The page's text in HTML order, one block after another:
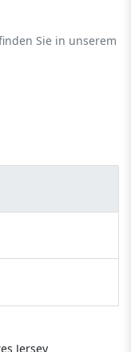
Sie in unserem
Jersey